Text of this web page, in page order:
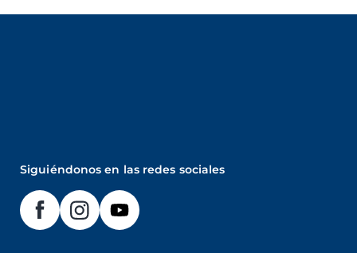
Siguiéndonos en las redes sociales